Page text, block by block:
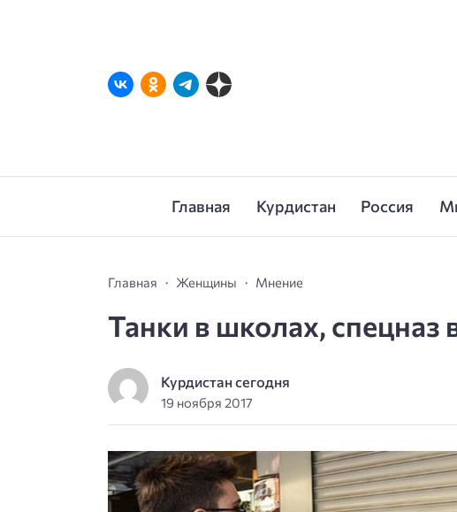
Главная Курдистан Россия
Главная Женщины Мнение
Танки в школах, спецназ
Курдистан сегодня
19 ноября 2017